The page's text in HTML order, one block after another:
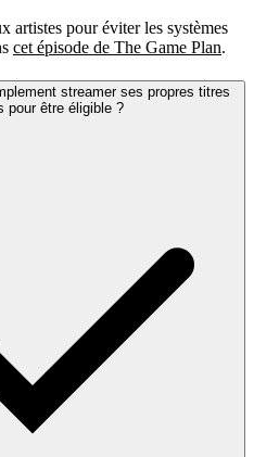
artistes pour éviter les systèmes
cet épisode de The Game Plan.
streamer ses propres titres
pour être éligible ?